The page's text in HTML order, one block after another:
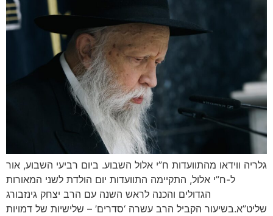
גלריה ווידאו מהתוועדות ח”י אלול השבוע. ביום רביעי השבוע, אור
ל-ח”י אלול, התקיימה התוועדות יום הולדת לשני המאורות
הגדולים והכנה לראש השנה עם הרב יצחק גינזבורג
שליט”א.בשיעור הקביל הרב עשרה ‘סדרים’ – שלישיות של דמויות